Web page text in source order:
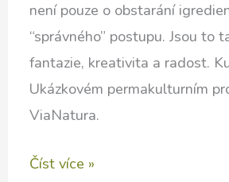
není pouze o obstarání
“správného” postupu. Jsou to
fantazie, kreativita a radost.
Ukázkovém permakulturním
ViaNatura.
Kurzy
Číst více »